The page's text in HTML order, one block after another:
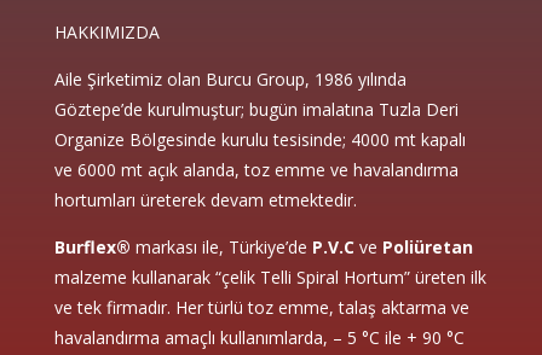
HAKKIMIZDA
Aile Şirketimiz olan Burcu Group, 1986 yılında
Göztepe’de kurulmuştur; bugün imalatına Tuzla Deri
Organize Bölgesinde kurulu tesisinde; 4000 mt kapalı
ve 6000 mt açık alanda, toz emme ve havalandırma
hortumları üreterek devam etmektedir.
Burflex® markası ile, Türkiye’de P.V.Cve Poliüretan
malzeme kullanarak “çelik Telli Spiral Hortum” üreten ilk
ve tek firmadır. Her türlü toz emme, talaş aktarma ve
havalandırma amaçlı kullanımlarda, – 5 °C ile + 90 °C